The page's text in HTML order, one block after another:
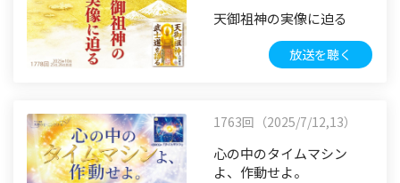
天御祖神の実像に迫る
放送を聴く
1763回（2025/7/12,13）
心の中のタイムマシン
よ、作動せよ。